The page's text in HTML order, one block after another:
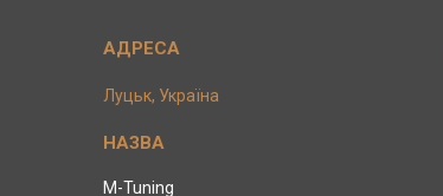
Луцьк, Україна
M-Tuning